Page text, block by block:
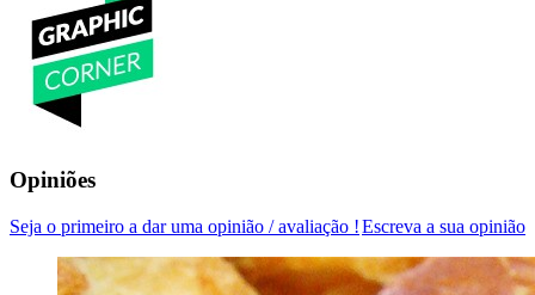
Opiniões
Escreva a sua opinião
Seja o primeiro a dar uma opinião / avaliação !